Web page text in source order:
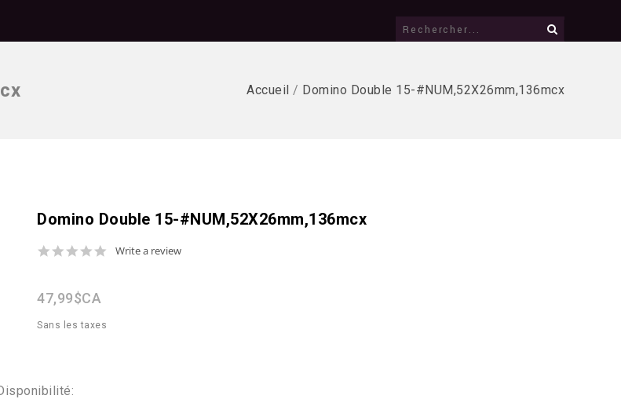
Accueil / Domino Double 15-#NUM,52X26mm,136mcx
Domino Double 15-#NUM,52X26mm,136mcx
0.0
Write a review
47,99$CA
Sans les taxes